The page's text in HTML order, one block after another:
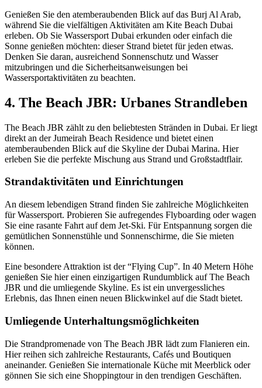
Genießen Sie den atemberaubenden Blick auf das Burj Al Arab,
während Sie die vielfältigen Aktivitäten am Kite Beach Dubai
erleben. Ob Sie Wassersport Dubai erkunden oder einfach die
Sonne genießen möchten: dieser Strand bietet für jeden etwas.
Denken Sie daran, ausreichend Sonnenschutz und Wasser
mitzubringen und die Sicherheitsanweisungen bei
Wassersportaktivitäten zu beachten.
4. The Beach JBR: Urbanes Strandleben
The Beach JBR zählt zu den beliebtesten Stränden in Dubai. Er liegt
direkt an der Jumeirah Beach Residence und bietet einen
atemberaubenden Blick auf die Skyline der Dubai Marina. Hier
erleben Sie die perfekte Mischung aus Strand und Großstadtflair.
Strandaktivitäten und Einrichtungen
An diesem lebendigen Strand finden Sie zahlreiche Möglichkeiten
für Wassersport. Probieren Sie aufregendes Flyboarding oder wagen
Sie eine rasante Fahrt auf dem Jet-Ski. Für Entspannung sorgen die
gemütlichen Sonnenstühle und Sonnenschirme, die Sie mieten
können.
Eine besondere Attraktion ist der “Flying Cup”. In 40 Metern Höhe
genießen Sie hier einen einzigartigen Rundumblick auf The Beach
JBR und die umliegende Skyline. Es ist ein unvergessliches
Erlebnis, das Ihnen einen neuen Blickwinkel auf die Stadt bietet.
Umliegende Unterhaltungsmöglichkeiten
Die Strandpromenade von The Beach JBR lädt zum Flanieren ein.
Hier reihen sich zahlreiche Restaurants, Cafés und Boutiquen
aneinander. Genießen Sie internationale Küche mit Meerblick oder
gönnen Sie sich eine Shoppingtour in den trendigen Geschäften.